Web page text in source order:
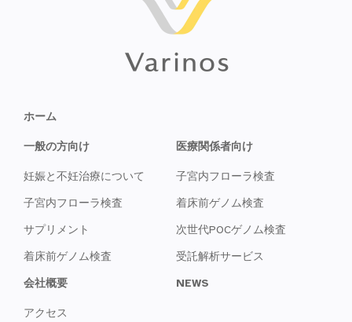
ホーム
一般の方向け
妊娠と不妊治療について
子宮内フローラ検査
サプリメント
着床前ゲノム検査
医療関係者向け
子宮内フローラ検査
着床前ゲノム検査
次世代POCゲノム検査
受託解析サービス
会社概要
アクセス
NEWS